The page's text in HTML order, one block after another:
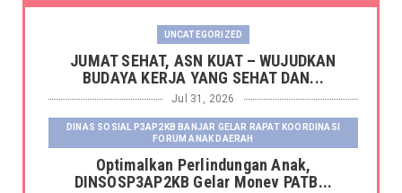
UNCATEGORIZED
JUMAT SEHAT, ASN KUAT – WUJUDKAN
BUDAYA KERJA YANG SEHAT DAN...
Jul 31, 2026
DINAS SOSIAL P3AP2KB BANJAR GELAR RAPAT KOORDINASI
FORUM ANAK DAERAH
Optimalkan Perlindungan Anak,
DINSOSP3AP2KB Gelar Monev PATB...